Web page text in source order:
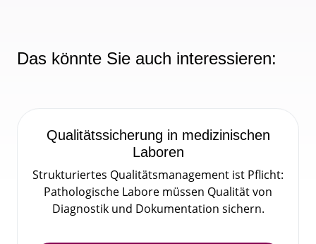
Das könnte Sie auch interessieren:
Qualitätssicherung in medizinischen
Laboren
Strukturiertes Qualitätsmanagement ist Pflicht:
Pathologische Labore müssen Qualität von
Diagnostik und Dokumentation sichern.